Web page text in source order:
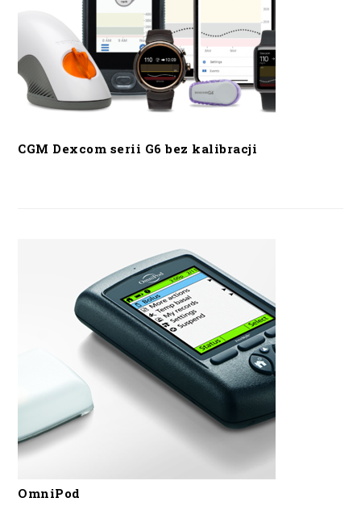
CGM Dexcom serii G6 bez kalibracji
OmniPod